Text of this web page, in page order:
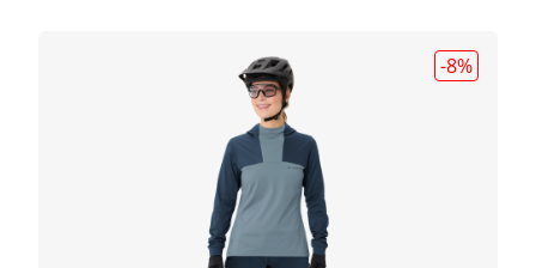
-8%